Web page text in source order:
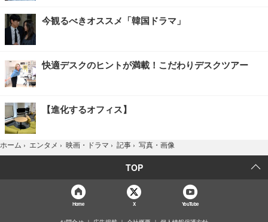
今観るべきオススメ「韓国ドラマ」
快適デスクのヒントが満載！こだわりデスクツアー
【進化するオフィス】
ホーム › エンタメ › 映画・ドラマ › 記事 › 写真・画像
TOP
Home X YouTube